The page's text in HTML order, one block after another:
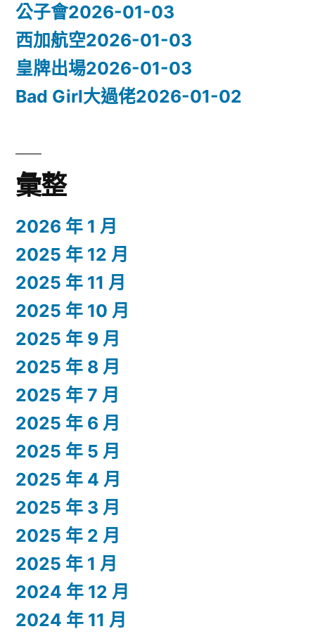
公子會2026-01-03
西加航空2026-01-03
皇牌出場2026-01-03
Bad Girl大過佬2026-01-02
彙整
2026 年 1 月
2025 年 12 月
2025 年 11 月
2025 年 10 月
2025 年 9 月
2025 年 8 月
2025 年 7 月
2025 年 6 月
2025 年 5 月
2025 年 4 月
2025 年 3 月
2025 年 2 月
2025 年 1 月
2024 年 12 月
2024 年 11 月